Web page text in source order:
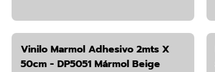
Vinilo Marmol Adhesivo 2mts X
50cm - DP5051 Mármol Beige